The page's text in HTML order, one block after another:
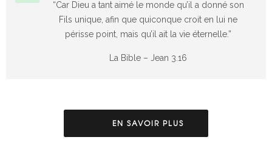
“Car Dieu a tant aimé le monde qu’il a donné son
Fils unique, afin que quiconque croit en lui ne
périsse point, mais qu’il ait la vie éternelle.”
La Bible – Jean 3.16
EN SAVOIR PLUS